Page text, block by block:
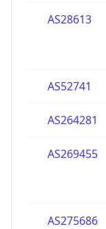
AS28613
AS52741
AS264281
AS269455
AS275686